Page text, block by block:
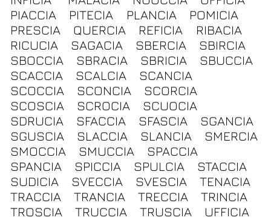
PIACCIA
PITECIA PLANCIA
POMICIA
PRESCIA
QUERCIA REFICIA
RIBACIA
RICUCIA
SAGACIA SBERCIA
SBIRCIA
SBOCCIA
SBRACIA SBRICIA
SBUCCIA
SCACCIA
SCALCIA
SCANCIA
SCOCCIA
SCONCIA
SCORCIA
SCOSCIA
SCROCIA
SCUOCIA
SDRUCIA
SFACCIA SFASCIA
SGANCIA
SGUSCIA
SLACCIA SLANCIA
SMERCIA
SMOCCIA
SMUCCIA
SPACCIA
SPANCIA
SPICCIA SPULCIA
STACCIA
SUDICIA
SVECCIA SVESCIA
TENACIA
TRACCIA
TRANCIA TRECCIA
TRINCIA
TROSCIA
TRUCCIA TRUSCIA UFFICIA